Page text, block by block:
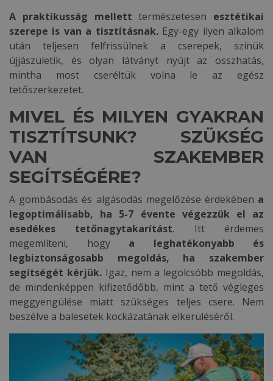
A praktikusság mellett természetesen esztétikai
szerepe is van a tisztításnak.Egy-egy ilyen alkalom
után teljesen felfrissülnek a cserepek, színük
újjászületik, és olyan látványt nyújt az összhatás,
mintha most cseréltük volna le az egész
tetőszerkezetet.
MIVEL ÉS MILYEN GYAKRAN
TISZTÍTSUNK? SZÜKSÉG
VAN SZAKEMBER
SEGÍTSÉGÉRE?
A gombásodás és algásodás megelőzése érdekében a
legoptimálisabb, ha 5-7 évente végezzük el az
esedékes tetőnagytakarítást. Itt érdemes
megemlíteni, hogy a leghatékonyabb és
legbiztonságosabb megoldás, ha szakember
segítségét kérjük.Igaz, nem a legolcsóbb megoldás,
de mindenképpen kifizetődőbb, mint a tető végleges
meggyengülése miatt szükséges teljes csere. Nem
beszélve a balesetek kockázatának elkerüléséről.